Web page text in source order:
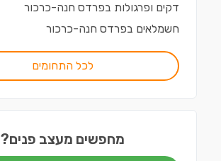
דקים ופרגולות בפרדס חנה-כרכור
חשמלאים בפרדס חנה-כרכור
לכל התחומים
מחפשים מעצב פנים?